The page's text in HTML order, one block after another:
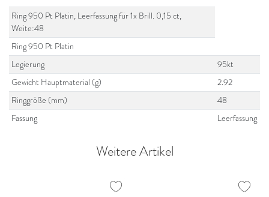
Ring 950 Pt Platin, Leerfassung für 1x Brill. 0,15 ct,
Weite:48
Ring 950 Pt Platin
Legierung
95kt
Gewicht Hauptmaterial (g)
2.92
Ringgröße (mm)
48
Fassung
Leerfassung
Weitere Artikel